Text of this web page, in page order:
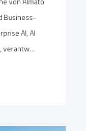
Business-
AI, AI
verantw...